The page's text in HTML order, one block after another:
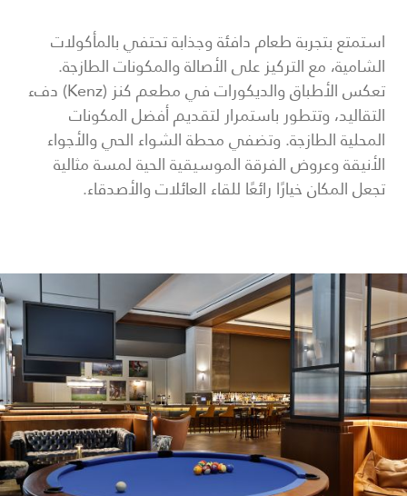
استمتع بتجربة طعام دافئة وجذابة تحتفي بالمأكولات
الشامية، مع التركيز على الأصالة والمكونات الطازجة.
تعكس الأطباق والديكورات في مطعم كنز (Kenz) دفء
التقاليد، وتتطور باستمرار لتقديم أفضل المكونات
المحلية الطازجة. وتضفي محطة الشواء الحي والأجواء
الأنيقة وعروض الفرقة الموسيقية الحية لمسة مثالية
تجعل المكان خيارًا رائعًا للقاء العائلات والأصدقاء.